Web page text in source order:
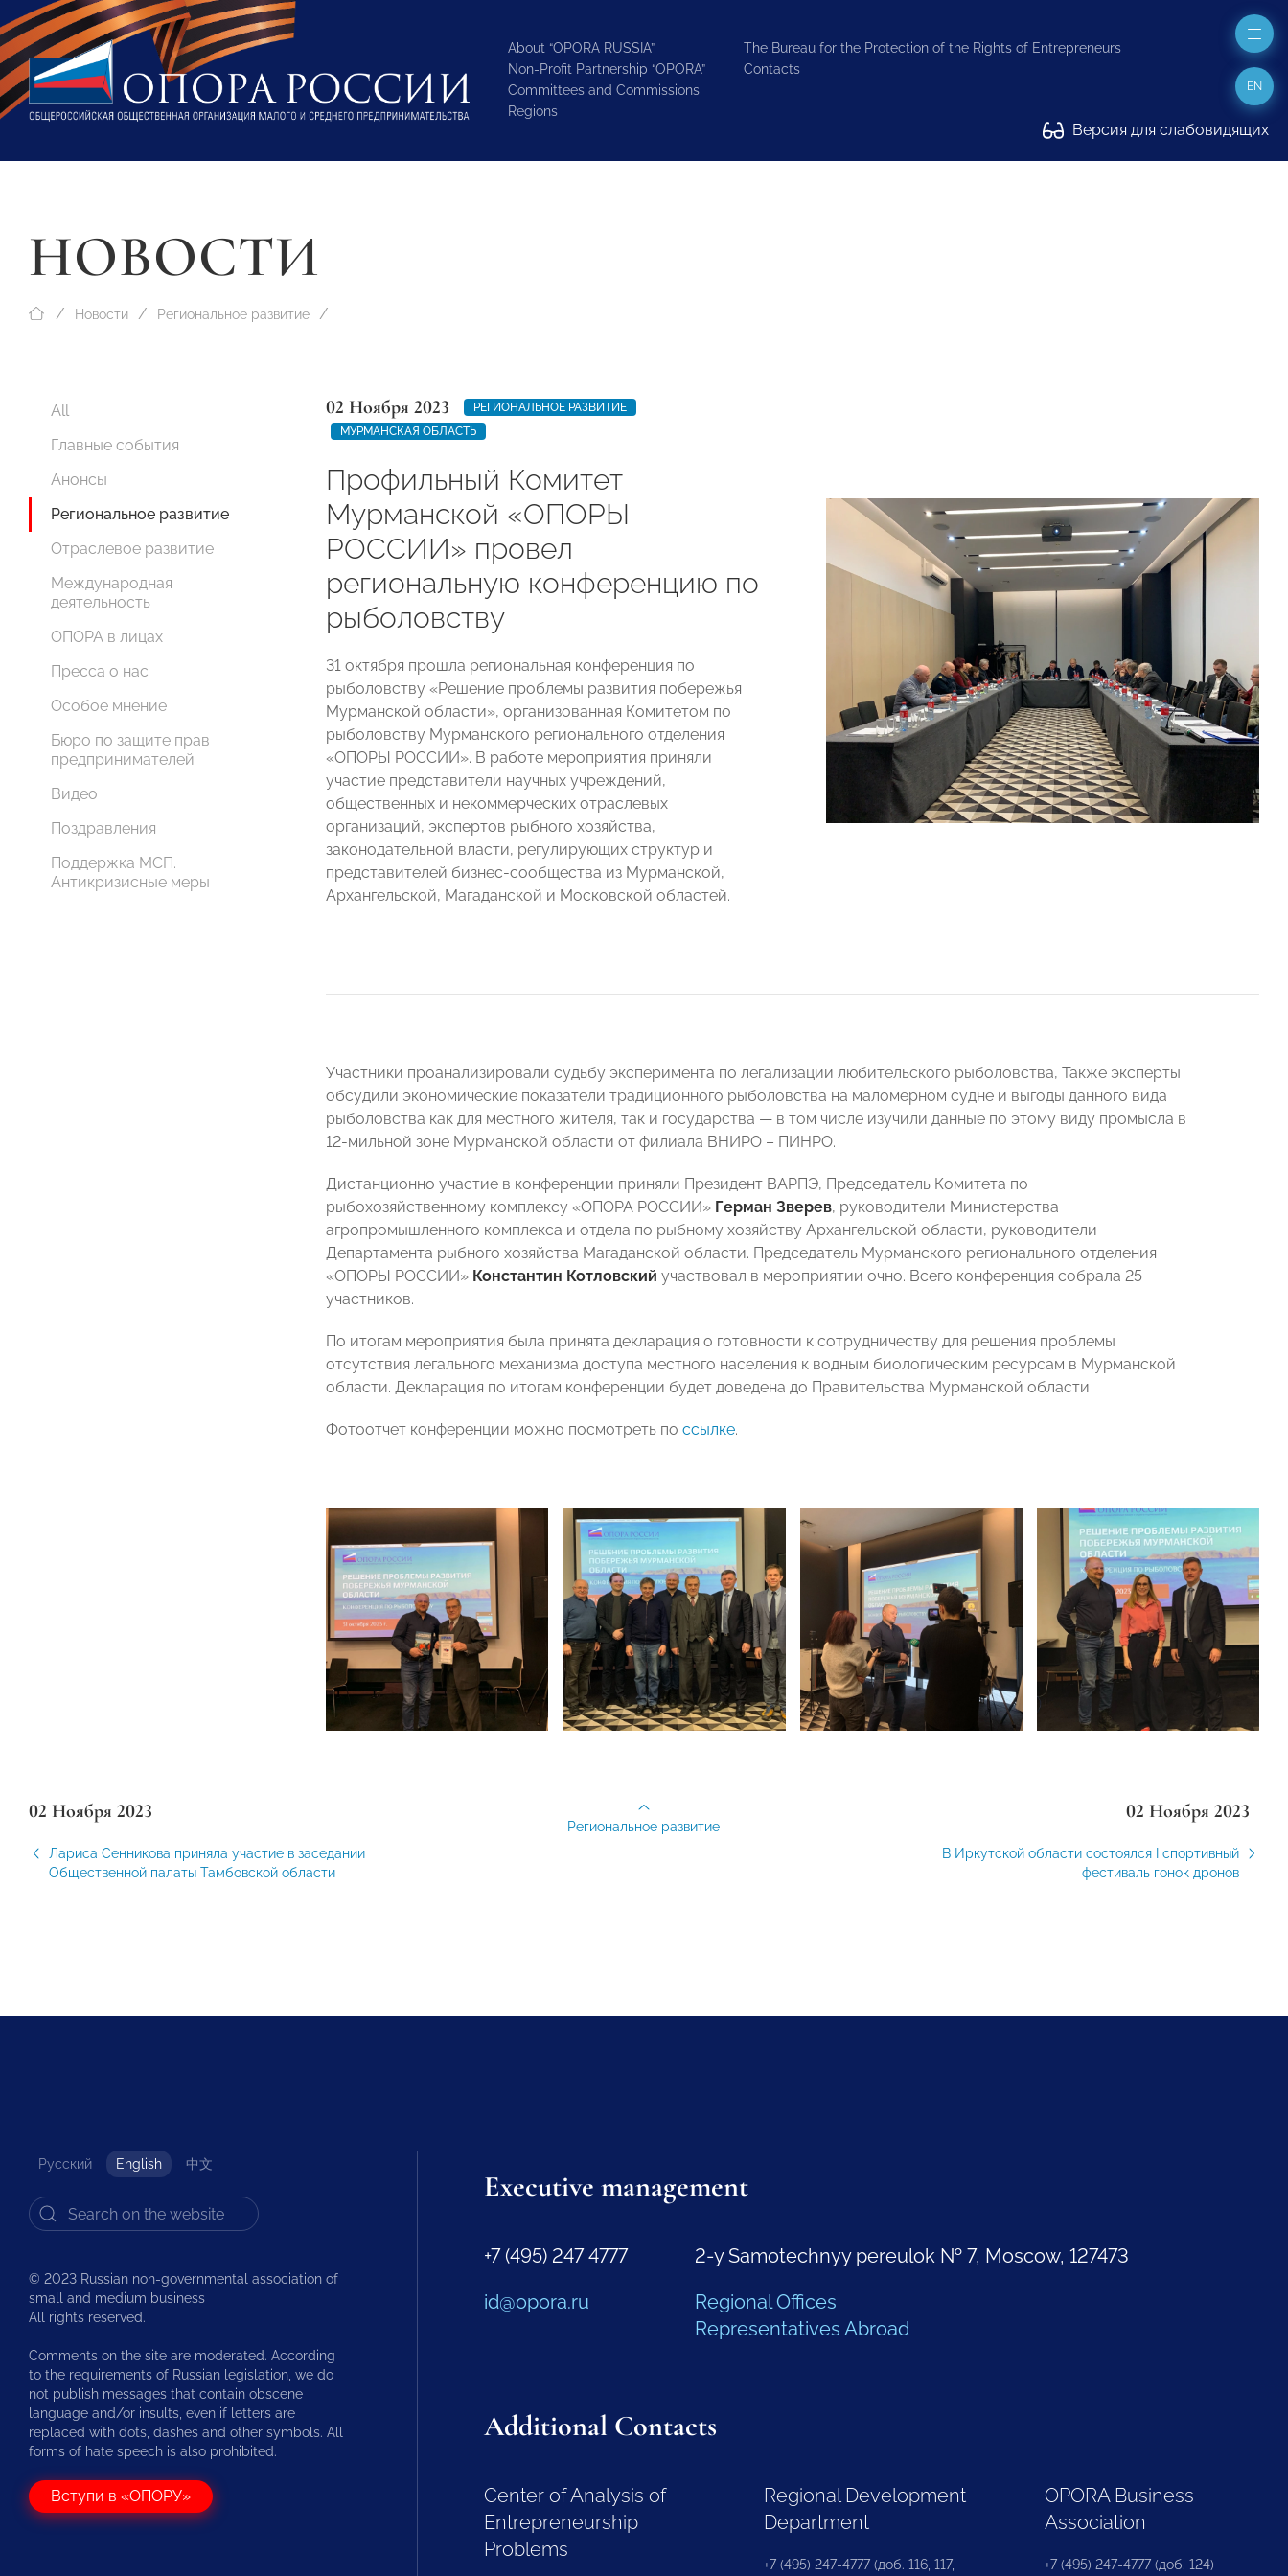
About “OPORA RUSSIA”
Non-Profit Partnership “OPORA”
Committees and Commissions
Regions
The Bureau for the Protection of the Rights of Entrepreneurs
Contacts
Версия для слабовидящих
EN
НОВОСТИ
Новости Региональное развитие
All
Главные события
Анонсы
Региональное развитие
Отраслевое развитие
Международная
деятельность
ОПОРА в лицах
Пресса о нас
Особое мнение
Бюро по защите прав
предпринимателей
Видео
Поздравления
Поддержка МСП.
Антикризисные меры
02 Ноября 2023
РЕГИОНАЛЬНОЕ РАЗВИТИЕ
МУРМАНСКАЯ ОБЛАСТЬ
Профильный Комитет
Мурманской «ОПОРЫ
РОССИИ» провел
региональную конференцию по
рыболовству
31 октября прошла региональная конференция по
рыболовству «Решение проблемы развития побережья
Мурманской области», организованная Комитетом по
рыболовству Мурманского регионального отделения
«ОПОРЫ РОССИИ». В работе мероприятия приняли
участие представители научных учреждений,
общественных и некоммерческих отраслевых
организаций, экспертов рыбного хозяйства,
законодательной власти, регулирующих структур и
представителей бизнес-сообщества из Мурманской,
Архангельской, Магаданской и Московской областей.
Участники проанализировали судьбу эксперимента по легализации любительского рыболовства, Также эксперты
обсудили экономические показатели традиционного рыболовства на маломерном судне и выгоды данного вида
рыболовства как для местного жителя, так и государства — в том числе изучили данные по этому виду промысла в
12-мильной зоне Мурманской области от филиала ВНИРО – ПИНРО.
Дистанционно участие в конференции приняли Президент ВАРПЭ, Председатель Комитета по
рыбохозяйственному комплексу «ОПОРА РОССИИ» Герман Зверев, руководители Министерства
агропромышленного комплекса и отдела по рыбному хозяйству Архангельской области, руководители
Департамента рыбного хозяйства Магаданской области. Председатель Мурманского регионального отделения
«ОПОРЫ РОССИИ» Константин Котловский участвовал в мероприятии очно. Всего конференция собрала 25
участников.
По итогам мероприятия была принята декларация о готовности к сотрудничеству для решения проблемы
отсутствия легального механизма доступа местного населения к водным биологическим ресурсам в Мурманской
области. Декларация по итогам конференции будет доведена до Правительства Мурманской области
Фотоотчет конференции можно посмотреть по ссылке.
02 Ноября 2023
Лариса Сенникова приняла участие в заседании
Общественной палаты Тамбовской области
02 Ноября 2023
В Иркутской области состоялся I спортивный
фестиваль гонок дронов
Региональное развитие
Русский English 中文
© 2023 Russian non-governmental association of
small and medium business
All rights reserved.
Comments on the site are moderated. According
to the requirements of Russian legislation, we do
not publish messages that contain obscene
language and/or insults, even if letters are
replaced with dots, dashes and other symbols. All
forms of hate speech is also prohibited.
Вступи в «ОПОРУ»
Executive management
+7 (495) 247 4777
id@opora.ru
2-y Samotechnyy pereulok № 7, Moscow, 127473
Regional Offices
Representatives Abroad
Additional Contacts
Center of Analysis of
Entrepreneurship
Problems
Regional Development
Department
+7 (495) 247-4777 (доб. 116, 117,
OPORA Business
Association
+7 (495) 247-4777 (доб. 124)